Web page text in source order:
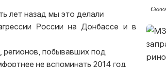
лет назад мы это делали
России на Донбассе и в
регионов, побывавших под
не вспоминать 2014 год